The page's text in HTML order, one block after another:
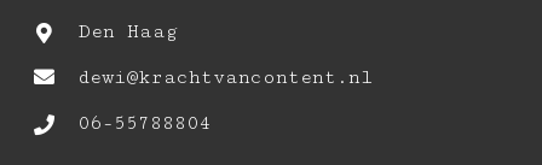
Den Haag
dewi@krachtvancontent.nl
06-55788804